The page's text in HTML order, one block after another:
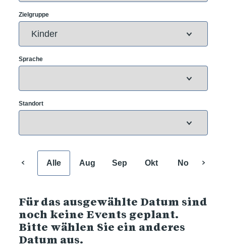
Zielgruppe
Sprache
Standort
Alle Aug Sep Okt Nov
Für das ausgewählte Datum sind
noch keine Events geplant.
Bitte wählen Sie ein anderes
Datum aus.